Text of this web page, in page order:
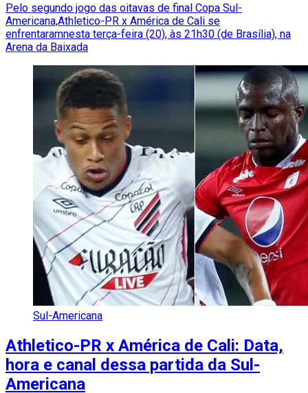
Pelo segundo jogo das oitavas de final Copa Sul-
Americana,Athletico-PR x América de Cali se
enfrentaramnesta terça-feira (20), às 21h30 (de Brasília), na
Arena da Baixada
Sul-Americana
Athletico-PR x América de Cali: Data,
hora e canal dessa partida da Sul-
Americana